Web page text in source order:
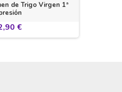
de Trigo Virgen 1ª
€